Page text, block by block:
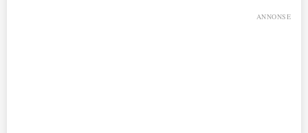
ANNONSE